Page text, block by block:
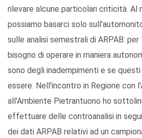
rilevare alcune particolari criticità. Al
possiamo basarci solo
sulle analisi semestrali di ARPAB:
bisogno di operare in maniera
sono degli inadempimenti e se questi
essere. Nell'incontro in Regione con
all'Ambiente Pietrantuono ho
effettuare delle controanalisi in
dei dati ARPAB relativi ad un